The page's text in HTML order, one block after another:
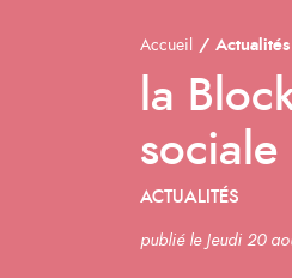
Accueil Actualités
la
sociale
ACTUALITÉS
publié le Jeudi 20